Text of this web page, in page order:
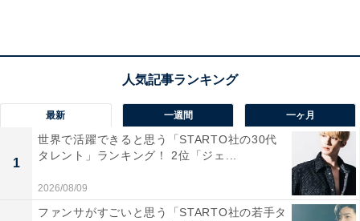
最新 一週間 一ヶ月
1
世界で活躍できると思う「STARTO社の30代
タレント」ランキング！ 2位「ジェ...
2026/08/09
ファンサがすごいと思う「STARTO社の若手タ